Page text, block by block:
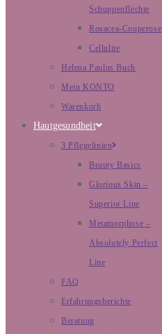
Schuppenflechte
Rosacea-Couperose
Cellulite
Helena Paulus Buch
Mein KONTO
Warenkorb
Hautgesundheit
3 Pflegelinien
Beauty Basics
Glorious Skin –
Superior Line
Metamorphose –
Absolutely Perfect
Line
FAQ
Erfahrungsberichte
Beratung